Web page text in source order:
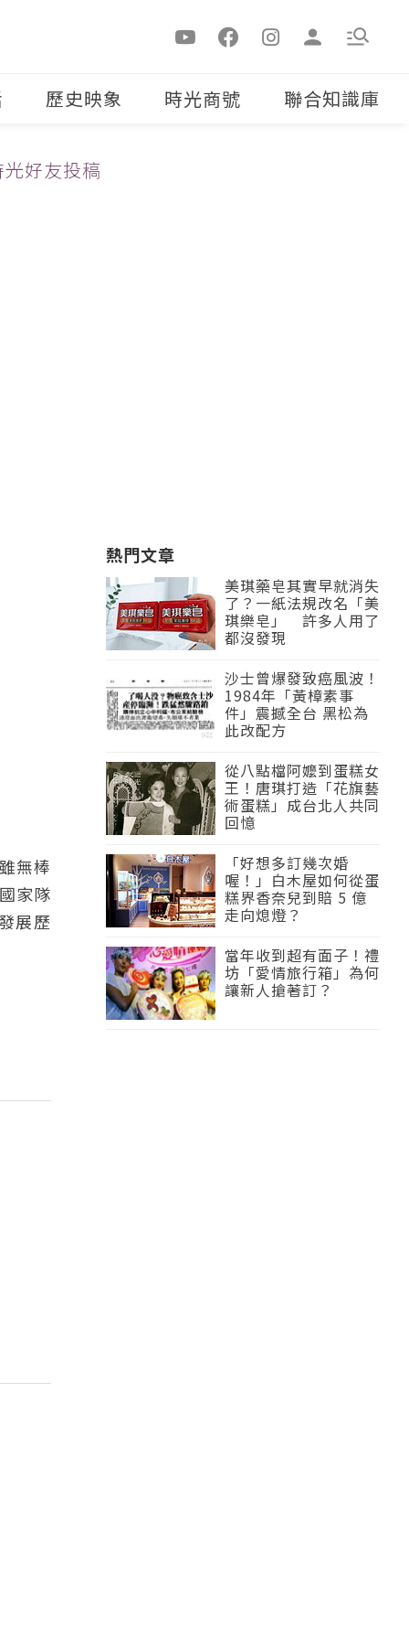
歷史映象 時光商號 聯合知識庫
光好友投稿
無棒
家隊
展歷
熱門文章
美琪藥皂其實早就消失
了？一紙法規改名「美
琪樂皂」 許多人用了
都沒發現
沙士曾爆發致癌風波！
1984年「黃樟素事
件」震撼全台 黑松為
此改配方
從八點檔阿嬤到蛋糕女
王！唐琪打造「花旗藝
術蛋糕」成台北人共同
回憶
「好想多訂幾次婚
喔！」白木屋如何從蛋
糕界香奈兒到賠 5 億
走向熄燈？
當年收到超有面子！禮
坊「愛情旅行箱」為何
讓新人搶著訂？